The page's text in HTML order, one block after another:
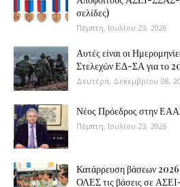
σελίδες)
Πέμπτη, Ιουλίου 23, 2026
Αυτές είναι οι
Στελεχών ΕΔ-ΣΑ για το
Δευτέρα, Δεκεμβρίου 08,
Νέος Πρόεδρος στην
Πέμπτη, Ιουλίου 23, 2026
Κατάρρευση βάσεων
ΟΛΕΣ τις βάσεις σε